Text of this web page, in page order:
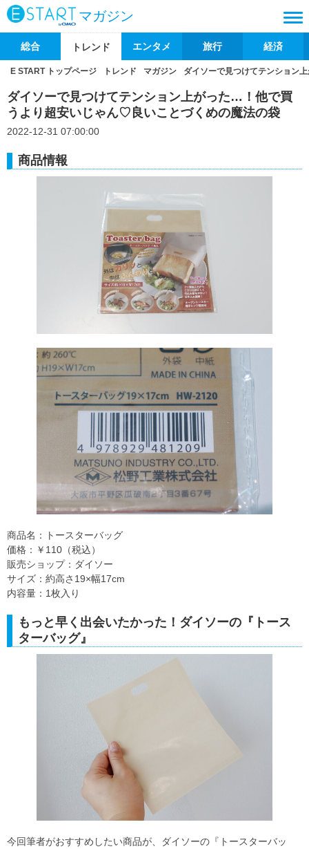
マガジン
総合 トレンド エンタメ 旅行 経済
E START トップページ トレンド マガジン ダイソーで見つけてテンション
ダイソーで見つけてテンション上がった…！他で買
うより超安いじゃん♡良いことづくめの魔法の袋
2022-12-31 07:00:00
商品情報
商品名：トースターバッグ
価格：￥110（税込）
販売ショップ：ダイソー
サイズ：約高さ19×幅17cm
内容量：1枚入り
もっと早く出会いたかった！ダイソーの『トース
ターバッグ』
今回筆者がおすすめしたい商品が、ダイソーの『トースターバッ